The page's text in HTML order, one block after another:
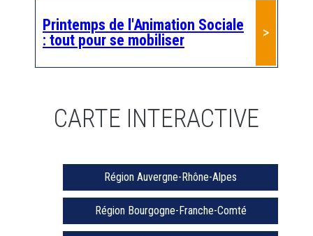
Printemps de l'Animation Sociale
: tout pour se mobiliser
CARTE INTERACTIVE
Région Auvergne-Rhône-Alpes
Région Bourgogne-Franche-Comté